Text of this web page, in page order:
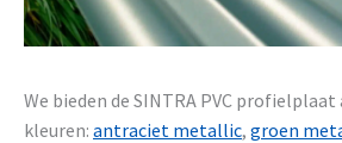
We bieden de SINTRA PVC
kleuren: antraciet metallic, groen